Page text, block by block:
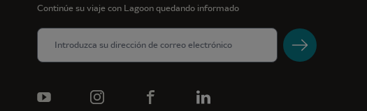
Continúe su viaje con Lagoon quedando informado